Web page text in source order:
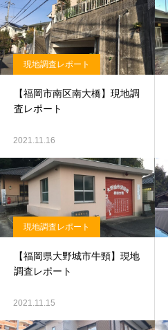
現地調査レポート
【福岡市南区南大橋】現地調
査レポート
2021.11.16
現地調査レポート
【福岡県大野城市牛頸】現地
調査レポート
2021.11.15